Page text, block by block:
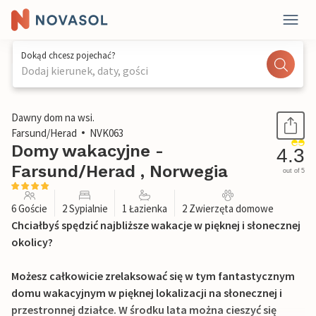
Dokąd chcesz pojechać?
Dodaj kierunek, daty, gości
1 / 23
Dawny dom na wsi.
Farsund/Herad
NVK063
Domy wakacyjne -
Farsund/Herad , Norwegia
4.3
out of 5
6 Goście 2 Sypialnie 1 Łazienka 2 Zwierzęta domowe
Chciałbyś spędzić najbliższe wakacje w pięknej i słonecznej
okolicy?
Możesz całkowicie zrelaksować się w tym fantastycznym
domu wakacyjnym w pięknej lokalizacji na słonecznej i
przestronnej działce. W środku lata można cieszyć się